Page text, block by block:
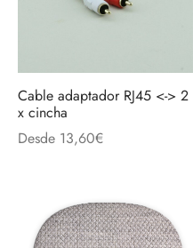
Cable adaptador RJ45 <-> 2
x cincha
Desde 13,60€